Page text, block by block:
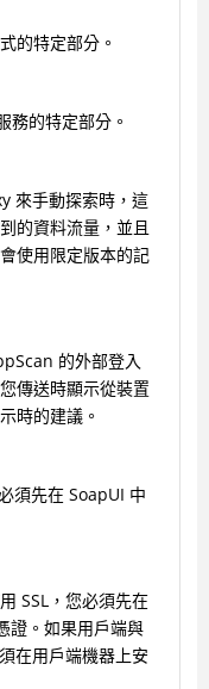
的特定部分。
務的特定部分。
來手動探索時，這
的資料流量，並且
使用限定版本的記
的外部登入
傳送時顯示從裝置
時的建議。
須先在 SoapUI 中
SSL，您必須先在
證。如果用戶端與
在用戶端機器上安